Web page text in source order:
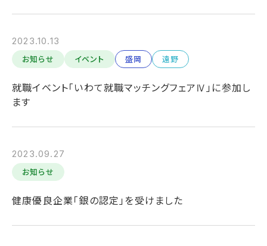
2023.10.13
お知らせ
イベント 盛岡 遠野
就職イベント「いわて就職マッチングフェアⅣ」に参加し
ます
2023.09.27
お知らせ
健康優良企業「銀の認定」を受けました